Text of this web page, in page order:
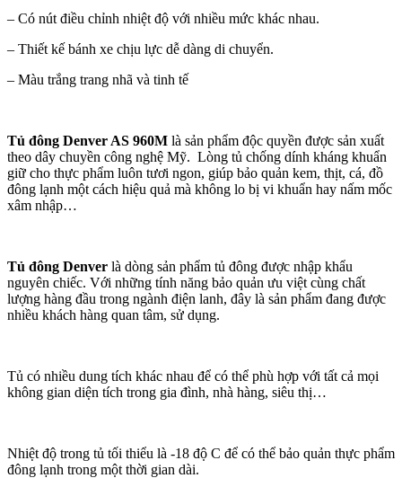
– Có nút điều chỉnh nhiệt độ với nhiều mức khác nhau.
– Thiết kế bánh xe chịu lực dễ dàng di chuyển.
– Màu trắng trang nhã và tinh tế
Tủ đông Denver AS 960M là sản phẩm độc quyền được sản xuất
theo dây chuyền công nghệ Mỹ. Lòng tủ chống dính kháng khuẩn
giữ cho thực phẩm luôn tươi ngon, giúp bảo quản kem, thịt, cá, đồ
đông lạnh một cách hiệu quả mà không lo bị vi khuẩn hay nấm mốc
xâm nhập…
Tủ đông Denver là dòng sản phẩm tủ đông được nhập khẩu
nguyên chiếc. Với những tính năng bảo quản ưu việt cùng chất
lượng hàng đầu trong ngành điện lanh, đây là sản phẩm đang được
nhiều khách hàng quan tâm, sử dụng.
Tủ có nhiều dung tích khác nhau để có thể phù hợp với tất cả mọi
không gian diện tích trong gia đình, nhà hàng, siêu thị…
Nhiệt độ trong tủ tối thiểu là -18 độ C để có thể bảo quản thực phẩm
đông lạnh trong một thời gian dài.